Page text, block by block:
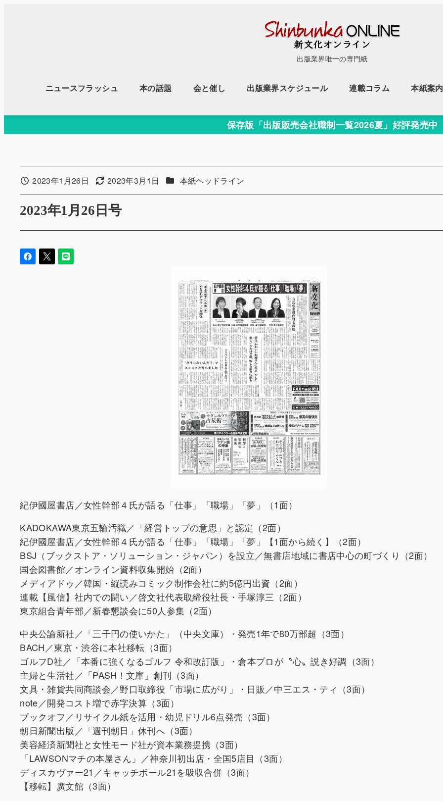
移
出版業界唯一の専門紙
ニュースフラッシュ 本の話題 会と催し 出版業界スケジュール 連載コラム 本紙案内
保存版「出版販売会社職制一覧2026夏」好評発売中
2023年1月26日号
投稿日2023年1月26日 更新日2023年3月1日 カテゴリー
本紙ヘッドライン
紀伊國屋書店／女性幹部４氏が語る「仕事」「職場」「夢」（1面）
KADOKAWA東京五輪汚職／「経営トップの意思」と認定（2面）
紀伊國屋書店／女性幹部４氏が語る「仕事」「職場」「夢」【1面から続く】（2面）
BSJ（ブックストア・ソリューション・ジャパン）を設立／無書店地域に書店中心の町づくり（2面）
国会図書館／オンライン資料収集開始（2面）
メディアドゥ／韓国・縦読みコミック制作会社に約5億円出資（2面）
連載【風信】社内での闘い／啓文社代表取締役社長・手塚淳三（2面）
東京組合青年部／新春懇談会に50人参集（2面）
中央公論新社／「三千円の使いかた」（中央文庫）・発売1年で80万部超（3面）
BACH／東京・渋谷に本社移転（3面）
ゴルフD社／「本番に強くなるゴルフ 令和改訂版」・倉本プロが〝心〟説き好調（3面）
主婦と生活社／「PASH！文庫」創刊（3面）
文具・雑貨共同商談会／野口取締役「市場に広がり」・日販／中三エス・ティ（3面）
note／開発コスト増で赤字決算（3面）
ブックオフ／リサイクル紙を活用・幼児ドリル6点発売（3面）
朝日新聞出版／「週刊朝日」休刊へ（3面）
美容経済新聞社と女性モード社が資本業務提携（3面）
「LAWSONマチの本屋さん」／神奈川初出店・全国5店目（3面）
ディスカヴァー21／キャッチボール21を吸収合併（3面）
【移転】廣文館（3面）